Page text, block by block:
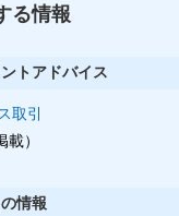
る情報
トアドバイス
取引
載）
情報